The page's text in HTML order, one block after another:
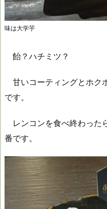
味は大学芋
飴？ハチミツ？
甘いコーティングとホク
です。
レンコンを食べ終わった
番です。